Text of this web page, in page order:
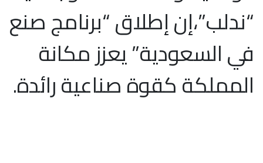
“ندلب”،إن إطلاق “برنامج صنع
في السعودية” يعزز مكانة
المملكة كقوة صناعية رائدة.